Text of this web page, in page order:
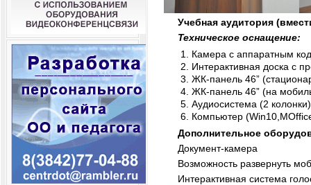
Учебная аудитория
Техническое оснащение:
Камера с аппаратным
Интерактивная доска с
ЖК-панель 46”
ЖК-панель 46” (на
Аудиосистема (2 колонки)
Компьютер
Дополнительное
Документ-камера
Возможность развернуть
Интерактивная система